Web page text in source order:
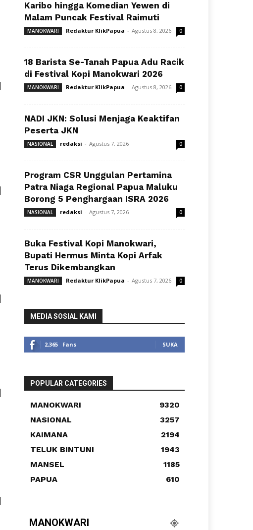
Karibo hingga Komedian Yewen di
Malam Puncak Festival Raimuti
MANOKWARI Redaktur KlikPapua - Agustus 8, 2026 0
18 Barista Se-Tanah Papua Adu Racik
di Festival Kopi Manokwari 2026
MANOKWARI Redaktur KlikPapua - Agustus 8, 2026 0
NADI JKN: Solusi Menjaga Keaktifan
Peserta JKN
NASIONAL redaksi - Agustus 7, 2026 0
Program CSR Unggulan Pertamina
Patra Niaga Regional Papua Maluku
Borong 5 Penghargaan ISRA 2026
NASIONAL redaksi - Agustus 7, 2026 0
Buka Festival Kopi Manokwari,
Bupati Hermus Minta Kopi Arfak
Terus Dikembangkan
MANOKWARI Redaktur KlikPapua - Agustus 7, 2026 0
MEDIA SOSIAL KAMI
2,365 Fans SUKA
POPULAR CATEGORIES
MANOKWARI
9320
NASIONAL
3257
KAIMANA
2194
TELUK BINTUNI
1943
MANSEL
1185
PAPUA
610
MANOKWARI